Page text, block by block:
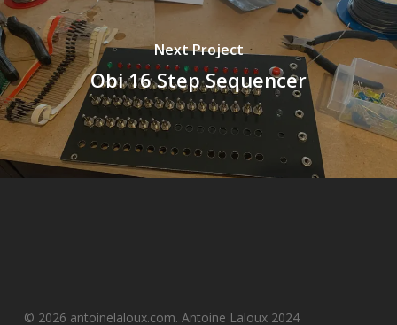
Next Project
Obi 16 Step Sequencer
© 2026 antoinelaloux.com. Antoine Laloux 2024